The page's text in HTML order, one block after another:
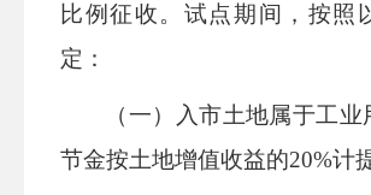
比例征收。试点期间，按照
定：
（一）
入市土地属于工业
节金按土地增值收益的20%计